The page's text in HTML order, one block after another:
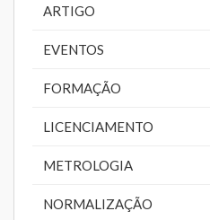
ARTIGO
EVENTOS
FORMAÇÃO
LICENCIAMENTO
METROLOGIA
NORMALIZAÇÃO